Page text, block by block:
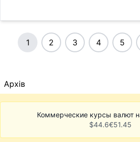
1 2 3 4 5
Архів
Коммерческие курсы валют
$44.6€51.45